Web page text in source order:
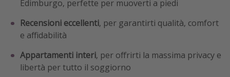
Edimburgo, perfette per muoverti a piedi
Recensioni eccellenti, per garantirti qualità, comfort
e affidabilità
Appartamenti interi, per offrirti la massima privacy e
libertà per tutto il soggiorno